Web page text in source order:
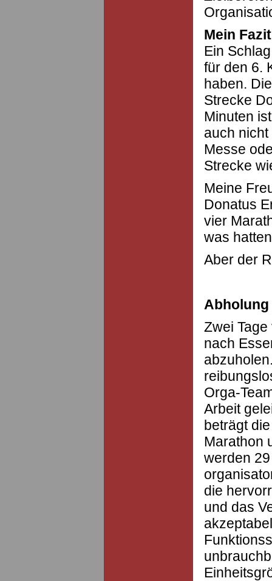
Mein Fazit
Ein
für den 6.
haben.
Strecke
Minuten
auch
Messe
Strecke
Meine
Donatus
vier
was
Aber der
Zwei
nach
Orga-
Arbeit
beträgt
Marathon
werden
die
und das